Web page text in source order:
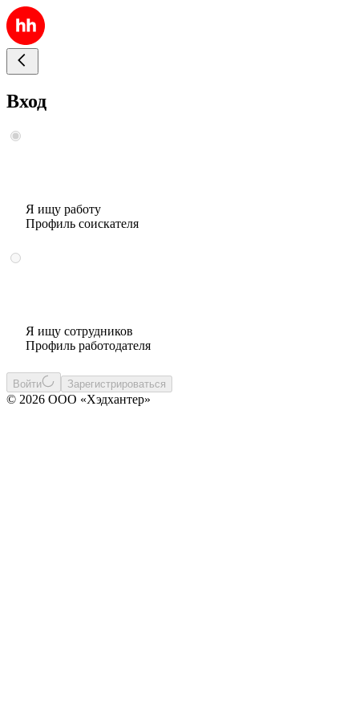
Вход
Я ищу работу
Профиль соискателя
Я ищу сотрудников
Профиль работодателя
Войти Зарегистрироваться
© 2026 ООО «Хэдхантер»